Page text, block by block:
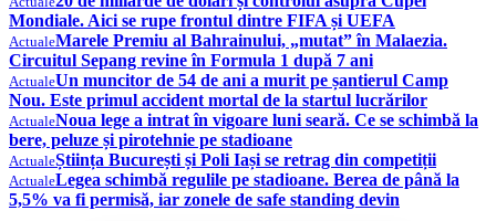
Mondiale. Aici se rupe frontul dintre FIFA și UEFA
ActualeMarele Premiu al Bahrainului, „mutat” în Malaezia.
Circuitul Sepang revine în Formula 1 după 7 ani
ActualeUn muncitor de 54 de ani a murit pe șantierul Camp
Nou. Este primul accident mortal de la startul lucrărilor
ActualeNoua lege a intrat în vigoare luni seară. Ce se schimbă la
bere, peluze și pirotehnie pe stadioane
ActualeȘtiința București și Poli Iași se retrag din competiții
ActualeLegea schimbă regulile pe stadioane. Berea de până la
5,5% va fi permisă, iar zonele de safe standing devin